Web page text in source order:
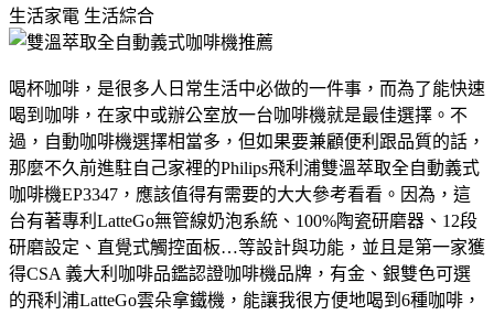
生活家電 生活綜合
喝杯咖啡，是很多人日常生活中必做的一件事，而為了能快速
喝到咖啡，在家中或辦公室放一台咖啡機就是最佳選擇。不
過，自動咖啡機選擇相當多，但如果要兼顧便利跟品質的話，
那麼不久前進駐自己家裡的Philips飛利浦雙溫萃取全自動義式
咖啡機EP3347，應該值得有需要的大大參考看看。因為，這
台有著專利LatteGo無管線奶泡系統、100%陶瓷研磨器、12段
研磨設定、直覺式觸控面板…等設計與功能，並且是第一家獲
得CSA 義大利咖啡品鑑認證咖啡機品牌，有金、銀雙色可選
的飛利浦LatteGo雲朵拿鐵機，能讓我很方便地喝到6種咖啡，